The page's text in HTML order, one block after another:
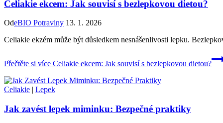
Celiakie ekcem: Jak souvisí s bezlepkovou dietou?
OdeBIO Potraviny 13. 1. 2026
Celiakie ekzém může být důsledkem nesnášenlivosti lepku.
Přečtěte si více Celiakie ekcem: Jak souvisí s bezlepkovou dietou?
Celiakie | Lepek
Jak zavést lepek miminku: Bezpečné praktiky